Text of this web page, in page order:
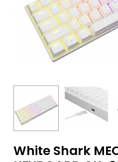
White Shark